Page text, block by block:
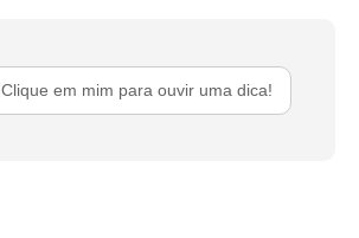
Clique em mim para ouvir uma dica!